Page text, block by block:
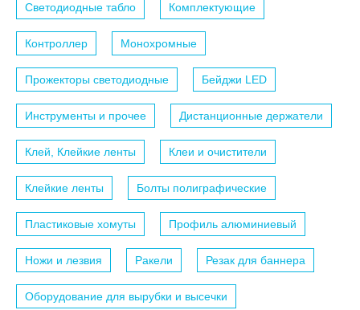
Светодиодные табло Комплектующие
Контроллер Монохромные
Прожекторы светодиодные Бейджи LED
Инструменты и прочее Дистанционные держатели
Клей, Клейкие ленты Клеи и очистители
Клейкие ленты Болты полиграфические
Пластиковые хомуты Профиль алюминиевый
Ножи и лезвия Ракели Резак для баннера
Оборудование для вырубки и высечки